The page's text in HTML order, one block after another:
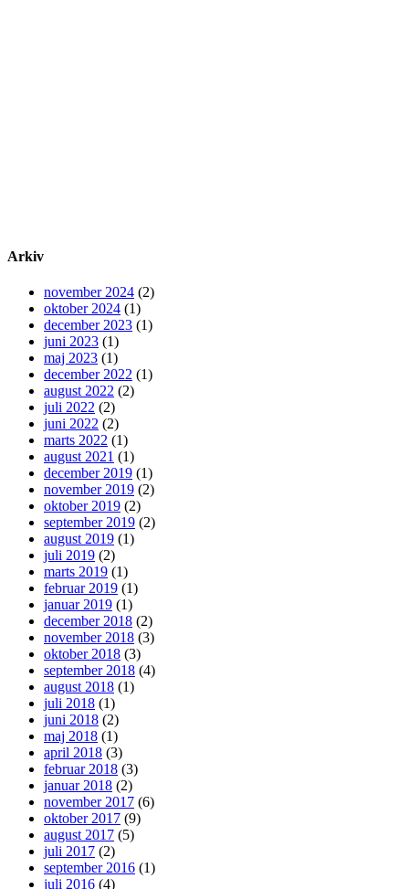
Arkiv
november 2024 (2)
oktober 2024 (1)
december 2023 (1)
juni 2023 (1)
maj 2023 (1)
december 2022 (1)
august 2022 (2)
juli 2022 (2)
juni 2022 (2)
marts 2022 (1)
august 2021 (1)
december 2019 (1)
november 2019 (2)
oktober 2019 (2)
september 2019 (2)
august 2019 (1)
juli 2019 (2)
marts 2019 (1)
februar 2019 (1)
januar 2019 (1)
december 2018 (2)
november 2018 (3)
oktober 2018 (3)
september 2018 (4)
august 2018 (1)
juli 2018 (1)
juni 2018 (2)
maj 2018 (1)
april 2018 (3)
februar 2018 (3)
januar 2018 (2)
november 2017 (6)
oktober 2017 (9)
august 2017 (5)
juli 2017 (2)
september 2016 (1)
juli 2016 (4)